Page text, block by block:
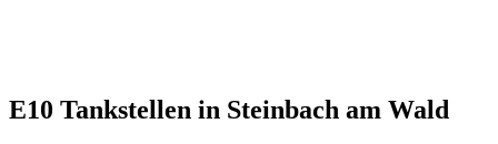
E10 Tankstellen in Steinbach am Wald